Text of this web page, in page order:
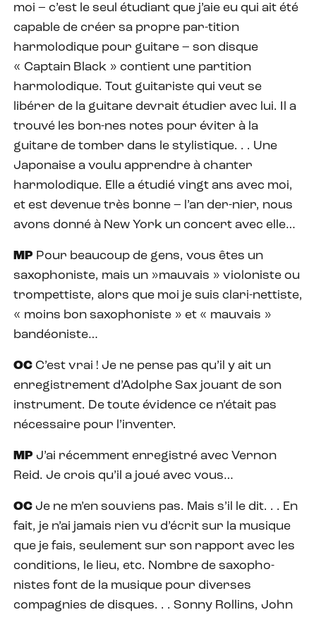
moi – c’est le seul étudiant que j’aie eu qui ait été
capable de créer sa propre par-tition
harmolodique pour guitare – son disque
« Captain Black » contient une partition
harmolodique. Tout guitariste qui veut se
libérer de la guitare devrait étudier avec lui. Il a
trouvé les bon-nes notes pour éviter à la
guitare de tomber dans le stylistique. . . Une
Japonaise a voulu apprendre à chanter
harmolodique. Elle a étudié vingt ans avec moi,
et est devenue très bonne – l’an der-nier, nous
avons donné à New York un concert avec elle…
MP Pour beaucoup de gens, vous êtes un
saxophoniste, mais un »mauvais » violoniste ou
trompettiste, alors que moi je suis clari-nettiste,
« moins bon saxophoniste » et « mauvais »
bandéoniste…
OC C’est vrai ! Je ne pense pas qu’il y ait un
enregistrement d’Adolphe Sax jouant de son
instrument. De toute évidence ce n’était pas
nécessaire pour l’inventer.
MP J’ai récemment enregistré avec Vernon
Reid. Je crois qu’il a joué avec vous…
OC Je ne m’en souviens pas. Mais s’il le dit. . . En
fait, je n’ai jamais rien vu d’écrit sur la musique
que je fais, seulement sur son rapport avec les
conditions, le lieu, etc. Nombre de saxopho-
nistes font de la musique pour diverses
compagnies de disques. . . Sonny Rollins, John